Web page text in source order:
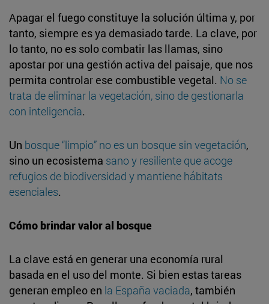
Apagar el fuego constituye la solución última y, por
tanto, siempre es ya demasiado tarde. La clave, por
lo tanto, no es solo combatir las llamas, sino
apostar por una gestión activa del paisaje, que nos
permita controlar ese combustible vegetal. No se
trata de eliminar la vegetación, sino de gestionarla
con inteligencia.
Un bosque “limpio” no es un bosque sin vegetación,
sino un ecosistema sano y resiliente que acoge
refugios de biodiversidad y mantiene hábitats
esenciales.
Cómo brindar valor al bosque
La clave está en generar una economía rural
basada en el uso del monte. Si bien estas tareas
generan empleo en la España vaciada, también